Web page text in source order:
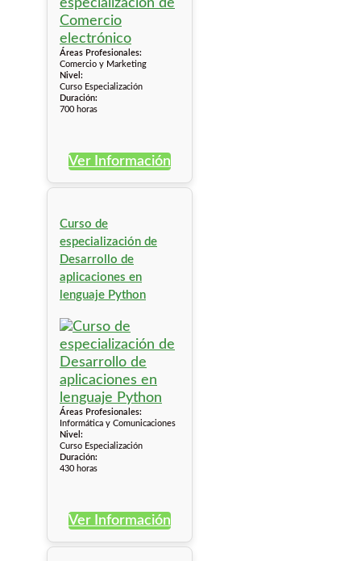
Áreas Profesionales:
Comercio y Marketing
Nivel:
Curso Especialización
Duración:
700 horas
Ver Información
Curso de
especialización de
Desarrollo de
aplicaciones en
lenguaje Python
Áreas Profesionales:
Informática y Comunicaciones
Nivel:
Curso Especialización
Duración:
430 horas
Ver Información